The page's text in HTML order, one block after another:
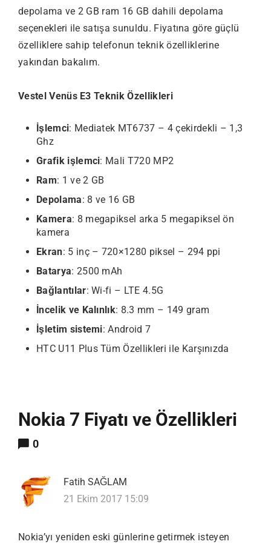
depolama ve 2 GB ram 16 GB dahili depolama
seçenekleri ile satışa sunuldu. Fiyatına göre güçlü
özelliklere sahip telefonun teknik özelliklerine
yakından bakalım.
Vestel Venüs E3 Teknik Özellikleri
İşlemci: Mediatek MT6737 – 4 çekirdekli – 1,3
Ghz
Grafik işlemci: Mali T720 MP2
Ram: 1 ve 2 GB
Depolama: 8 ve 16 GB
Kamera: 8 megapiksel arka 5 megapiksel ön
kamera
Ekran: 5 inç – 720×1280 piksel – 294 ppi
Batarya: 2500 mAh
Bağlantılar: Wi-fi – LTE 4.5G
İncelik ve Kalınlık: 8.3 mm – 149 gram
İşletim sistemi: Android 7
HTC U11 Plus Tüm Özellikleri ile Karşınızda
Nokia 7 Fiyatı ve Özellikleri
0
Fatih SAĞLAM
21 Ekim 2017 15:09
Nokia’yı yeniden eski günlerine getirmek isteyen